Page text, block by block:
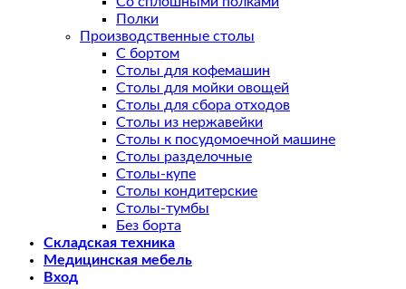
Полки
Производственные столы
С бортом
Столы для кофемашин
Столы для мойки овощей
Столы для сбора отходов
Столы из нержавейки
Столы к посудомоечной машине
Столы разделочные
Столы-купе
Столы кондитерские
Столы-тумбы
Без борта
Складская техника
Медицинская мебель
Вход